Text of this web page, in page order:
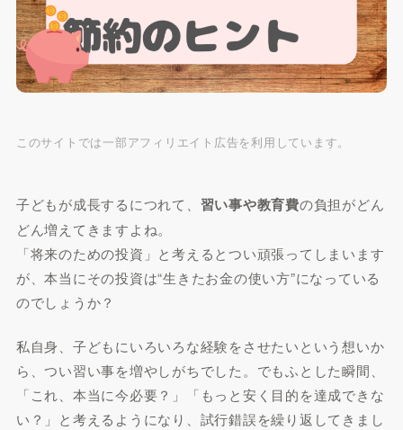
このサイトでは一部アフィリエイト広告を利用しています。
子どもが成長するにつれて、 習い事や教育費の負担がどん
どん増えてきますよね。
「将来のための投資」と考えるとつい頑張ってしまいます
が、本当にその投資は“生きたお金の使い方”になっている
のでしょうか？
私自身、子どもにいろいろな経験をさせたいという想いか
ら、つい習い事を増やしがちでした。でもふとした瞬間、
「これ、本当に今必要？」「もっと安く目的を達成できな
い？」と考えるようになり、試行錯誤を繰り返してきまし